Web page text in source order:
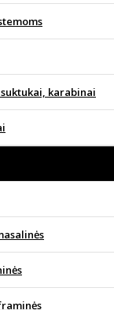
karabinai